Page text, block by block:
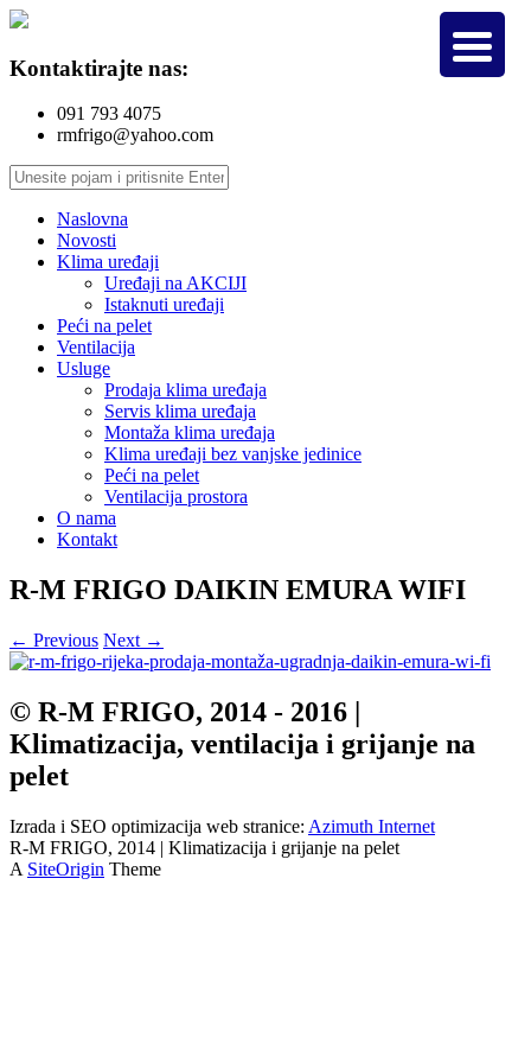
Kontaktirajte nas:
091 793 4075
rmfrigo@yahoo.com
Naslovna
Novosti
Klima uređaji
Uređaji na AKCIJI
Istaknuti uređaji
Peći na pelet
Ventilacija
Usluge
Prodaja klima uređaja
Servis klima uređaja
Montaža klima uređaja
Klima uređaji bez vanjske jedinice
Peći na pelet
Ventilacija prostora
O nama
Kontakt
R-M FRIGO DAIKIN EMURA WIFI
← Previous Next →
© R-M FRIGO, 2014 - 2016 |
Klimatizacija, ventilacija i grijanje na
pelet
Izrada i SEO optimizacija web stranice: Azimuth Internet
R-M FRIGO, 2014 | Klimatizacija i grijanje na pelet
A SiteOrigin Theme